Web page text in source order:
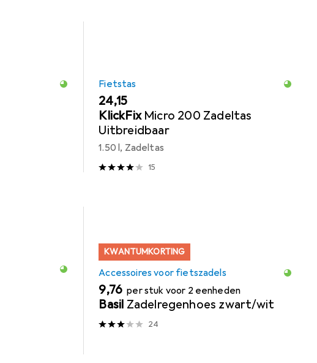
Fietstas
EUR
24,15
KlickFix Micro 200 Zadeltas
Uitbreidbaar
1.50 l, Zadeltas
15
KWANTUMKORTING
Accessoires voor fietszadels
EUR
9,76 per stuk voor 2 eenheden
Basil Zadelregenhoes zwart/wit
24